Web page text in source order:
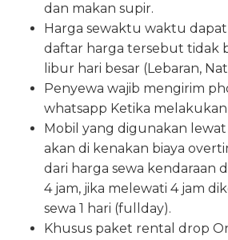
dan makan supir.
Harga sewaktu waktu
daftar harga tersebut tidak
libur hari besar (Lebaran,
Penyewa wajib mengirim
whatsapp Ketika melakukan
Mobil yang digunakan lewat
akan di kenakan biaya
dari harga sewa kendaraan
4 jam, jika melewati 4 jam
sewa 1 hari (fullday).
Khusus paket rental drop